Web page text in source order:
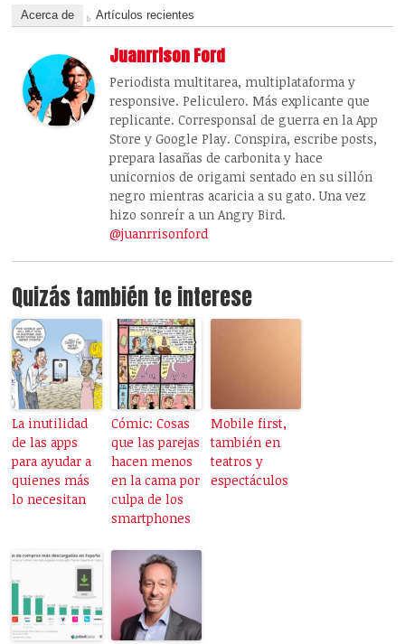
Acerca de Artículos recientes
Juanrrison Ford
Periodista multitarea, multiplataforma y
responsive. Peliculero. Más explicante que
replicante. Corresponsal de guerra en la App
Store y Google Play. Conspira, escribe posts,
prepara lasañas de carbonita y hace
unicornios de origami sentado en su sillón
negro mientras acaricia a su gato. Una vez
hizo sonreír a un Angry Bird.
@juanrrisonford
Quizás también te interese
La inutilidad
de las apps
para ayudar a
quienes más
lo necesitan
Cómic: Cosas
que las parejas
hacen menos
en la cama por
culpa de los
smartphones
Mobile first,
también en
teatros y
espectáculos